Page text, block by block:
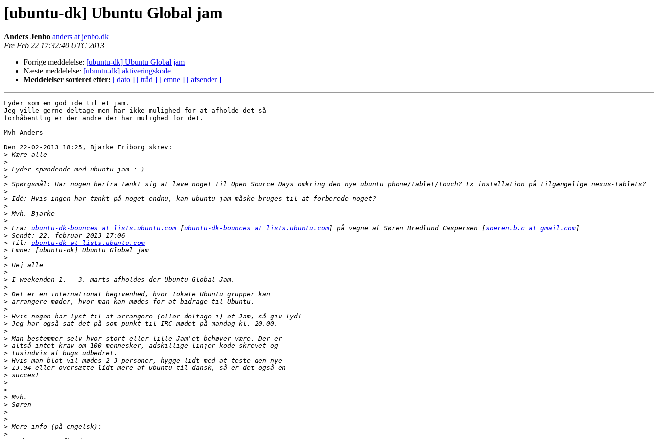
[ubuntu-dk] Ubuntu Global jam
Anders Jenbo anders at jenbo.dk
Fre Feb 22 17:32:40 UTC 2013
Forrige meddelelse: [ubuntu-dk] Ubuntu Global jam
Næste meddelelse: [ubuntu-dk] aktiveringskode
Meddelelser sorteret efter: [ dato ] [ tråd ] [ emne ] [ afsender ]
Lyder som en god ide til et jam.
Jeg ville gerne deltage men har ikke mulighed for at afholde det så
forhåbentlig er der andre der har mulighed for det.
Mvh Anders
Den 22-02-2013 18:25, Bjarke Friborg skrev:
>
>
>
>
>
>
>
>
>
>
> Fra: ubuntu-dk-bounces at lists.ubuntu.com [ubuntu-dk-bounces at lists.ubuntu.com ] på vegne af Søren Bredlund Caspersen [soeren.b.c at gmail.com
>
> Til: ubuntu-dk at lists.ubuntu.com
>
>
>
>
>
>
>
>
>
>
>
>
>
>
>
>
>
>
>
>
>
>
>
>
>
>